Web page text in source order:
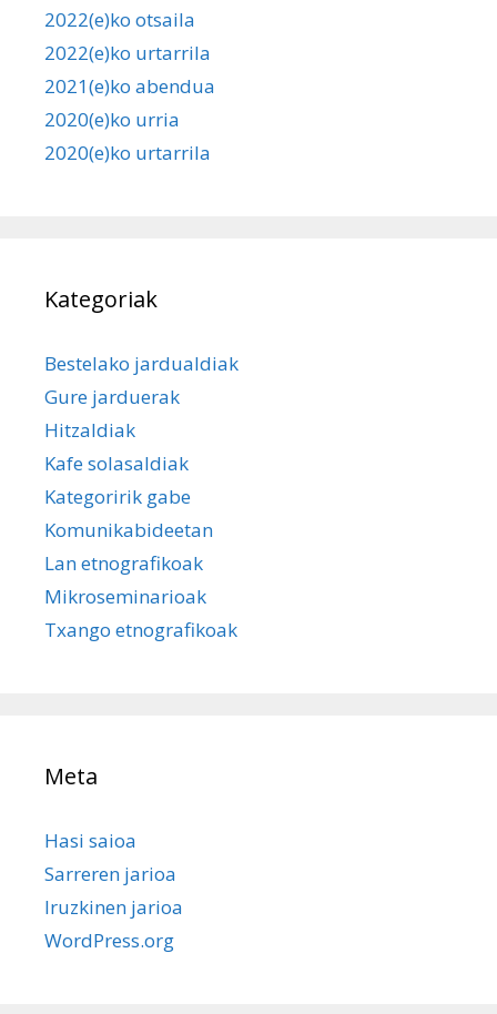
2022(e)ko otsaila
2022(e)ko urtarrila
2021(e)ko abendua
2020(e)ko urria
2020(e)ko urtarrila
Kategoriak
Bestelako jardualdiak
Gure jarduerak
Hitzaldiak
Kafe solasaldiak
Kategoririk gabe
Komunikabideetan
Lan etnografikoak
Mikroseminarioak
Txango etnografikoak
Meta
Hasi saioa
Sarreren jarioa
Iruzkinen jarioa
WordPress.org